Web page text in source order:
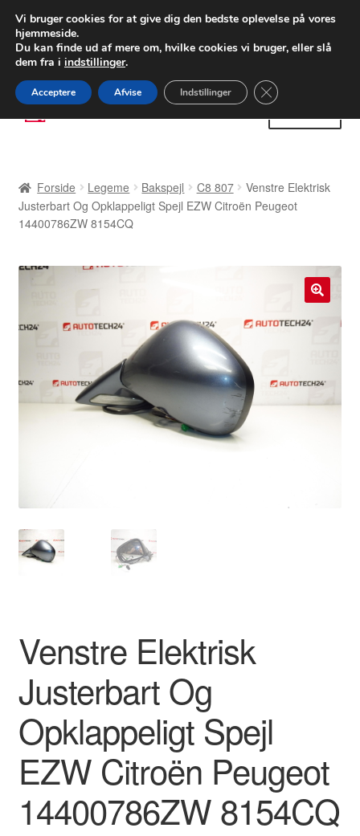
LEVERING fra 55 kr.
FEDEX verdensomspændende forsendelse
80 82 72 02
Spring
til
Spring
til
Betalinger
Klage
Klageprocedure
Om os
Forside Legeme Bakspejl C8 807
Venstre Elektrisk
Justerbart Og Opklappeligt Spejl EZW Citroën Peugeot
14400786ZW 8154CQ
Venstre Elektrisk
Justerbart Og
Opklappeligt Spejl
EZW Citroën Peugeot
14400786ZW 8154CQ
Vi bruger cookies for at give dig den bedste oplevelse på vores
hjemmeside.
Du kan finde ud af mere om, hvilke cookies vi bruger, eller slå
dem fra i indstillinger.
Acceptere Afvise Indstillinger Close GDPR